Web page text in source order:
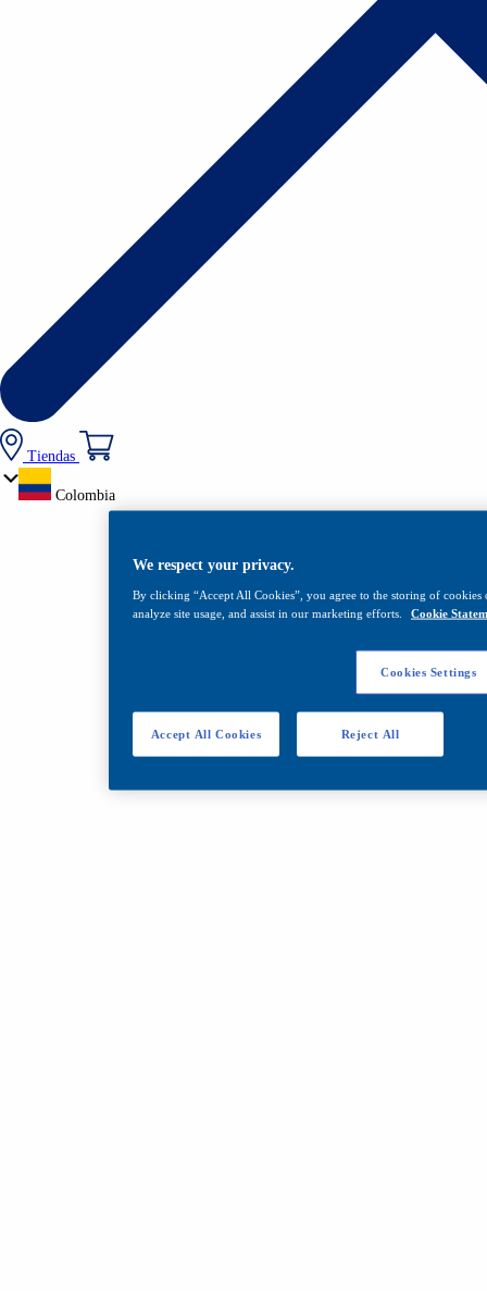
Tiendas
Colombia
We respect your privacy.
By clicking “Accept All Cookies”, you agree to the storing of
analyze site usage, and assist in our marketing efforts.
Cookie
Cookies Settings
Reject All
Accept All Cookies